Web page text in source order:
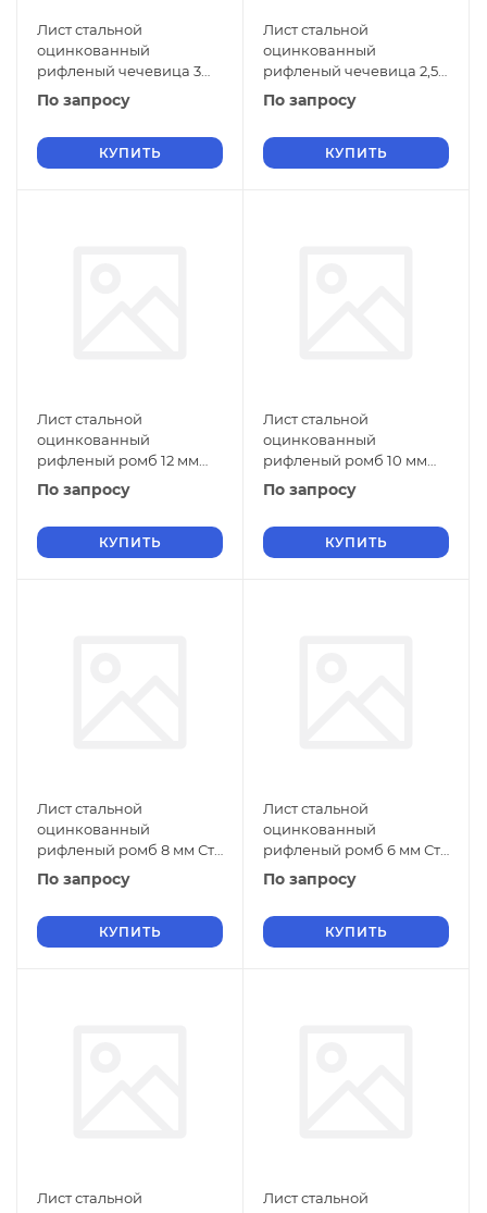
Лист стальной
оцинкованный
рифленый чечевица 3
мм Ст2 ГОСТ 8568-77 г/к
По запросу
КУПИТЬ
Лист стальной
оцинкованный
рифленый чечевица 2,5
мм Ст2 ГОСТ 8568-77 г/к
По запросу
КУПИТЬ
Лист стальной
оцинкованный
рифленый ромб 12 мм
Ст2 ГОСТ 8568-77 г/к
По запросу
КУПИТЬ
Лист стальной
оцинкованный
рифленый ромб 10 мм
Ст2 ГОСТ 8568-77 г/к
По запросу
КУПИТЬ
Лист стальной
оцинкованный
рифленый ромб 8 мм Ст2
ГОСТ 8568-77 г/к
По запросу
КУПИТЬ
Лист стальной
оцинкованный
рифленый ромб 6 мм Ст2
ГОСТ 8568-77 г/к
По запросу
КУПИТЬ
Лист стальной
Лист стальной